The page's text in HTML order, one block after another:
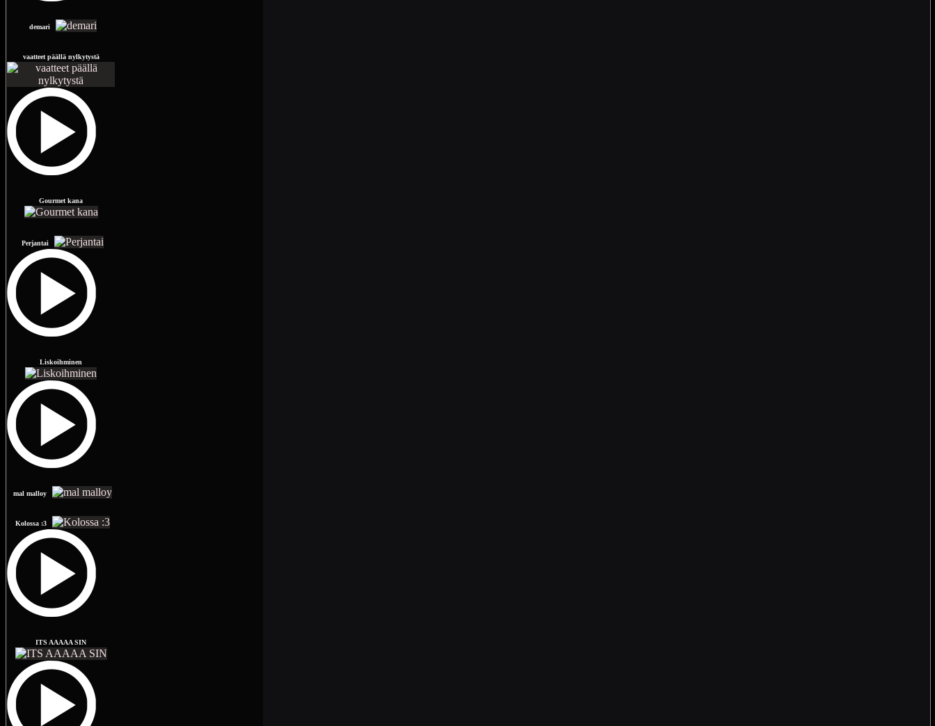
demari
vaatteet päällä nylkytystä
Gourmet kana
Perjantai
Liskoihminen
mal malloy
Kolossa :3
ITS AAAAA SIN